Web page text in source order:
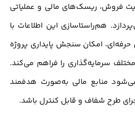
فروش، ریسک‌های مالی و عملیاتی
هم‌راستاسازی این اطلاعات با
امکان سنجش پایداری پروژه
سرمایه‌گذاری را فراهم می‌کند.
منابع مالی به‌صورت هدفمند
طرح شفاف و قابل کنترل باشد.